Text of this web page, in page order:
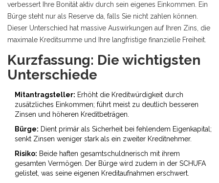
verbessert Ihre Bonität aktiv durch sein eigenes Einkommen. Ein
Bürge steht nur als Reserve da, falls Sie nicht zahlen können.
Dieser Unterschied hat massive Auswirkungen auf Ihren Zins, die
maximale Kreditsumme und Ihre langfristige finanzielle Freiheit.
Kurzfassung: Die wichtigsten
Unterschiede
Mitantragsteller: Erhöht die Kreditwürdigkeit durch
zusätzliches Einkommen; führt meist zu deutlich besseren
Zinsen und höheren Kreditbeträgen.
Bürge: Dient primär als Sicherheit bei fehlendem Eigenkapital;
senkt Zinsen weniger stark als ein zweiter Kreditnehmer.
Risiko: Beide haften gesamtschuldnerisch mit ihrem
gesamten Vermögen. Der Bürge wird zudem in der SCHUFA
gelistet, was seine eigenen Kreditaufnahmen erschwert.